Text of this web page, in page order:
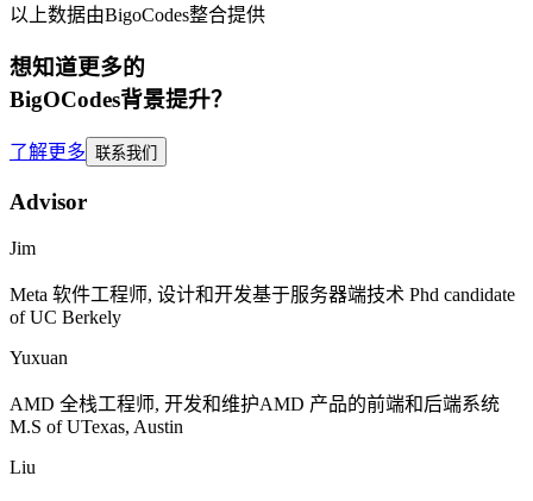
以上数据由BigoCodes整合提供
想知道更多的
BigOCodes背景提升？
了解更多 联系我们
Advisor
Jim
Meta 软件工程师, 设计和开发基于服务器端技术 Phd candidate
of UC Berkely
Yuxuan
AMD 全栈工程师, 开发和维护AMD 产品的前端和后端系统
M.S of UTexas, Austin
Liu